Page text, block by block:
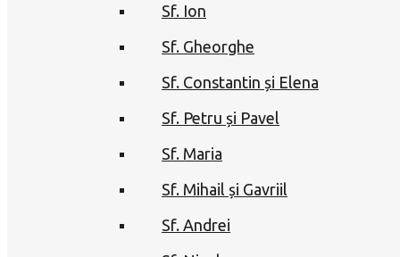
Sf. Ion
Sf. Gheorghe
Sf. Constantin și Elena
Sf. Petru și Pavel
Sf. Maria
Sf. Mihail și Gavriil
Sf. Andrei